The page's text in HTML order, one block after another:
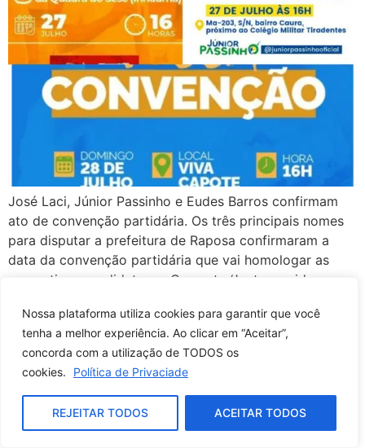
Nossa plataforma utiliza cookies para garantir que você
tenha a melhor experiência. Ao clicar em “Aceitar”,
concorda com a utilização de TODOS os
cookies.
Política de Privaciade
REJEITAR TODOS ACEITAR TODOS
José Laci, Júnior Passinho e Eudes Barros confirmam
ato de convenção partidária. Os três principais nomes
para disputar a prefeitura de Raposa confirmaram a
data da convenção partidária que vai homologar as
respectivas candidaturas. O evento ‘Juntos, unidos para
que já foi prefeito. O ato […]
TCE notifica 47 prefeituras
do Maranhão